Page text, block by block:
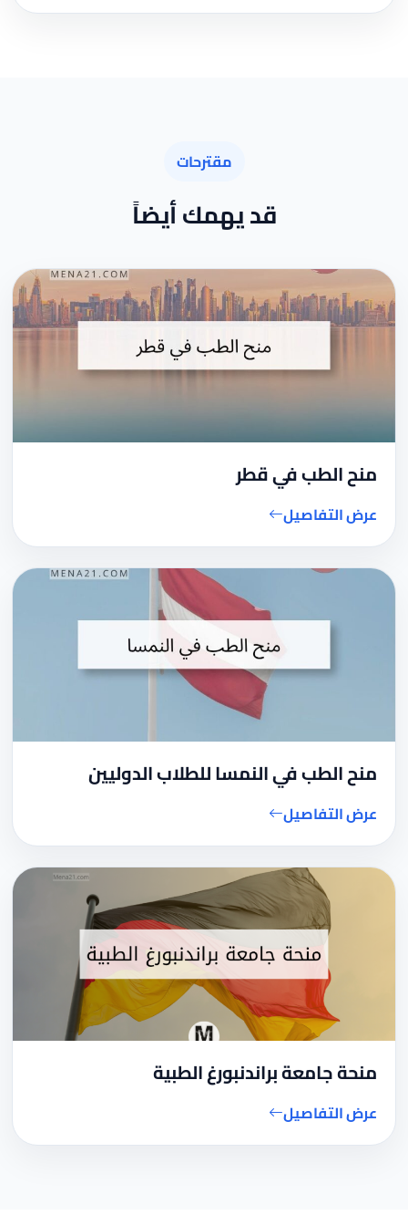
مقترحات
قد يهمك أيضاً
منح الطب في قطر
عرض التفاصيل
منح الطب في النمسا للطلاب الدوليين
عرض التفاصيل
منحة جامعة براندنبورغ الطبية
عرض التفاصيل